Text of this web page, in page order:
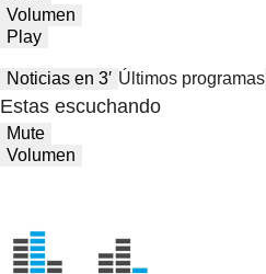
Volumen
Play
Noticias en 3′ Últimos programas
Estas escuchando
Mute
Volumen